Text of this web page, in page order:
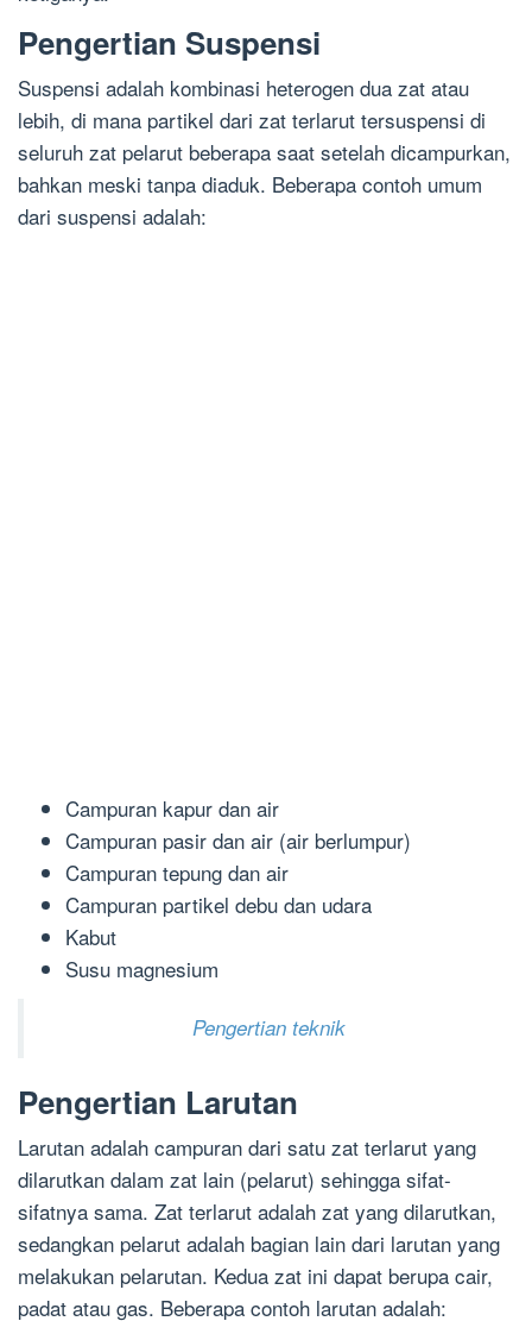
Pengertian Suspensi
Suspensi adalah kombinasi heterogen dua zat atau
lebih, di mana partikel dari zat terlarut tersuspensi di
seluruh zat pelarut beberapa saat setelah dicampurkan,
bahkan meski tanpa diaduk. Beberapa contoh umum
dari suspensi adalah:
Campuran kapur dan air
Campuran pasir dan air (air berlumpur)
Campuran tepung dan air
Campuran partikel debu dan udara
Kabut
Susu magnesium
Pengertian teknik
Pengertian Larutan
Larutan adalah campuran dari satu zat terlarut yang
dilarutkan dalam zat lain (pelarut) sehingga sifat-
sifatnya sama. Zat terlarut adalah zat yang dilarutkan,
sedangkan pelarut adalah bagian lain dari larutan yang
melakukan pelarutan. Kedua zat ini dapat berupa cair,
padat atau gas. Beberapa contoh larutan adalah: